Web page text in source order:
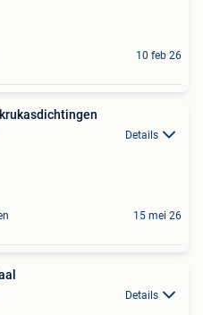
10 feb 26
Details
15 mei 26
Details